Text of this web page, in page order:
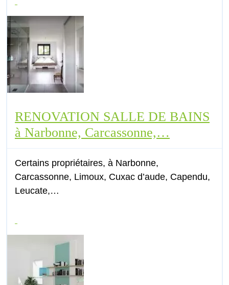
RENOVATION SALLE DE BAINS
à Narbonne, Carcassonne,…
Certains propriétaires, à Narbonne,
Carcassonne, Limoux, Cuxac d’aude, Capendu,
Leucate,…